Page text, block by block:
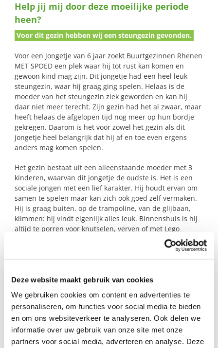
Deze website maakt gebruik van cookies
We gebruiken cookies om content en advertenties te
personaliseren, om functies voor social media te bieden
en om ons websiteverkeer te analyseren. Ook delen we
informatie over uw gebruik van onze site met onze
partners voor social media, adverteren en analyse. Deze
naar:
Help jij mij door deze moeilijke periode
heen?
Voor dit gezin hebben wij een steungezin gevonden.
Voor een jongetje van 6 jaar zoekt Buurtgezinnen Rhenen
MET SPOED een plek waar hij tot rust kan komen en
gewoon kind mag zijn. Dit jongetje had een heel leuk
steungezin, waar hij graag ging spelen. Helaas is de
moeder van het steungezin ziek geworden en kan hij
daar niet meer terecht. Zijn gezin had het al zwaar, maar
heeft helaas de afgelopen tijd nog meer op hun bordje
gekregen. Daarom is het voor zowel het gezin als dit
jongetje heel belangrijk dat hij af en toe even ergens
anders mag komen spelen.
Het gezin bestaat uit een alleenstaande moeder met 3
kinderen, waarvan dit jongetje de oudste is. Het is een
sociale jongen met een lief karakter. Hij houdt ervan om
samen te spelen maar kan zich ook goed zelf vermaken.
Hij is graag buiten, op de trampoline, van de glijbaan,
klimmen: hij vindt eigenlijk alles leuk. Binnenshuis is hij
altijd te porren voor knutselen, verven of met Lego
Ben of ken jij dat gezin in Rhenen of omgeving met
Neem dan snel contact op!
Profiel steungezin
We zoeken een steungezin: